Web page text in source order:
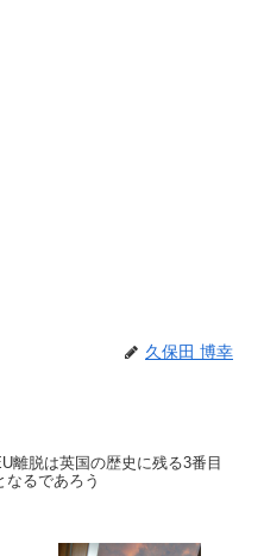
久保田 博幸
離脱は英国の歴史に残る3番目
なるであろう